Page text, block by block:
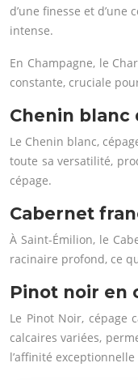
d’une finesse et
intense.
En Champagne, le
constante, cruciale
Chenin blanc
Le Chenin blanc,
toute sa versatilité,
cépage.
Cabernet
À Saint-Émilion, le
racinaire profond, ce
Pinot noir en
Le Pinot Noir, cépage
calcaires variées,
l’affinité